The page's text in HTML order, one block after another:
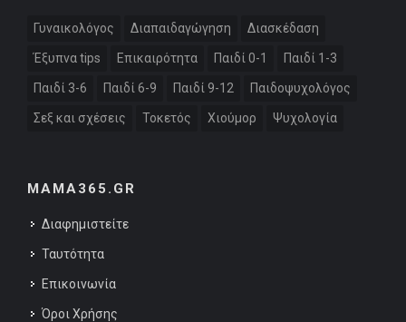
Γυναικολόγος Διαπαιδαγώγηση Διασκέδαση
Έξυπνα tips Επικαιρότητα Παιδί 0-1 Παιδί 1-3
Παιδί 3-6 Παιδί 6-9 Παιδί 9-12 Παιδοψυχολόγος
Σεξ και σχέσεις Τοκετός Χιούμορ Ψυχολογία
MAMA365.GR
Διαφημιστείτε
Ταυτότητα
Επικοινωνία
Όροι Χρήσης